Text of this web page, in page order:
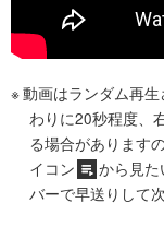
動画はランダム再
わりに20秒程度、
る場合があります
イコン
から見
バーで早送りして